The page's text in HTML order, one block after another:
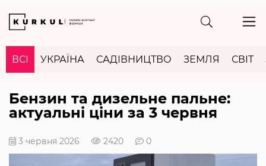
ВСІ УКРАЇНА САДІВНИЦТВО ЗЕМЛЯ СВІТ
Бензин та дизельне пальне:
актуальні ціни за 3 червня
3 червня 2026 2420 0